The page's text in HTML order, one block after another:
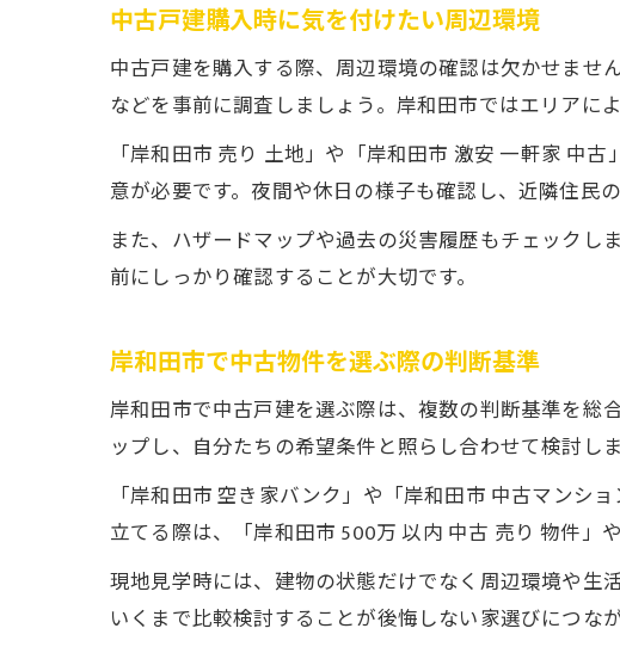
暮
中古戸建購入時に気を付けたい周辺環境
中古戸建を購入する際、周辺環境の確認は欠かせま
などを事前に調査しましょう。岸和田市ではエリアに
「岸和田市 売り 土地」や「岸和田市 激安 一軒家 中
意が必要です。夜間や休日の様子も確認し、近隣住民
また、ハザードマップや過去の災害履歴もチェック
前にしっかり確認することが大切です。
岸和田市で中古物件を選ぶ際の判断基準
岸和田市で中古戸建を選ぶ際は、複数の判断基準を総
ップし、自分たちの希望条件と照らし合わせて検討しま
「岸和田市 空き家バンク」や「岸和田市 中古マンシ
立てる際は、「岸和田市 500万 以内 中古 売り 物件」
現地見学時には、建物の状態だけでなく周辺環境や生
いくまで比較検討することが後悔しない家選びにつなが